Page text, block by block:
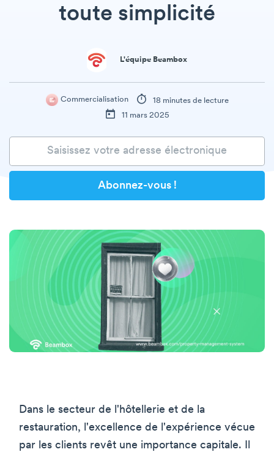
toute simplicité
L'équipe Beambox
Commercialisation
18 minutes de lecture
11 mars 2025
Dans le secteur de l'hôtellerie et de la
restauration, l'excellence de l'expérience vécue
par les clients revêt une importance capitale. Il